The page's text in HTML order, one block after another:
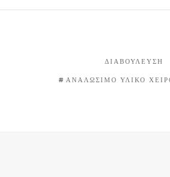
ΔΙΑΒΟΎΛΕΥΣΗ
ΑΝΑΛΏΣΙΜΟ ΥΛΙΚΌ